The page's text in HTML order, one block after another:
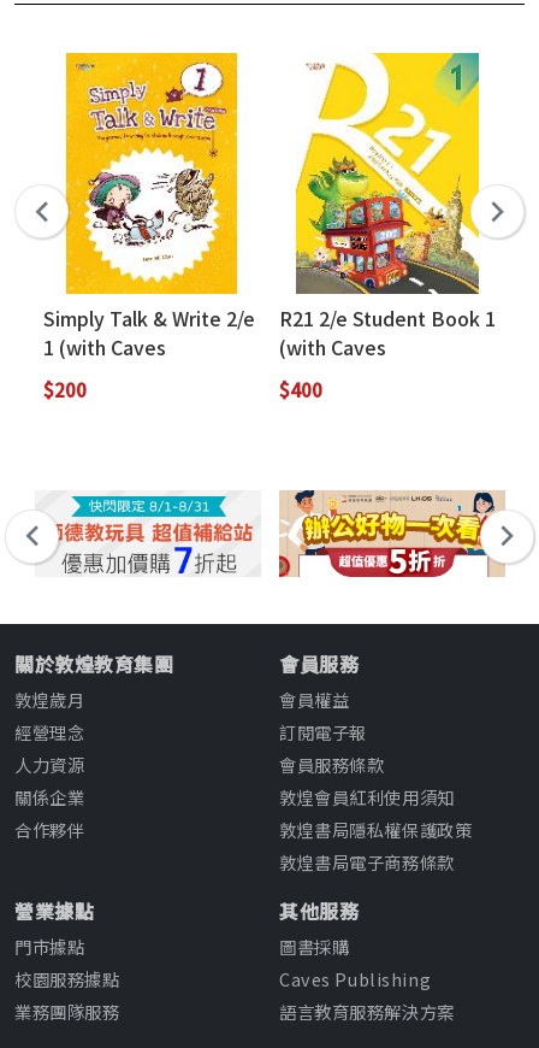
Simply Talk & Write 2/e
1 (with Caves
WebSource)
$200
R21 2/e Student Book 1
(with Caves
WebSource+Caves
Online Practice)
$400
關於敦煌教育集團
敦煌歲月
經營理念
人力資源
關係企業
合作夥伴
會員服務
會員權益
訂閱電子報
會員服務條款
敦煌會員紅利使用須知
敦煌書局隱私權保護政策
敦煌書局電子商務條款
營業據點
門市據點
校園服務據點
業務團隊服務
其他服務
圖書採購
Caves Publishing
語言教育服務解決方案